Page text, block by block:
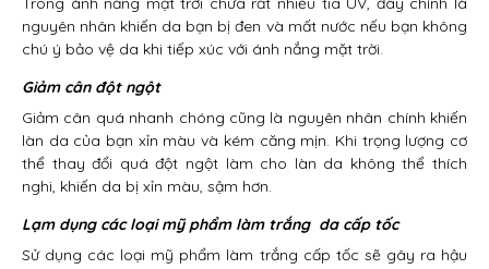
nguyên nhân khiến da bạn bị đen và mất nước nếu bạn không
chú ý bảo vệ da khi tiếp xúc với ánh nắng mặt trời.
Giảm cân đột ngột
Giảm cân quá nhanh chóng cũng là nguyên nhân chính khiến
làn da của bạn xỉn màu và kém căng mịn. Khi trọng lượng cơ
thể thay đổi quá đột ngột làm cho làn da không thể thích
nghi, khiến da bị xỉn màu, sậm hơn.
Lạm dụng các loại mỹ phẩm làm trắng da cấp tốc
Sử dụng các loại mỹ phẩm làm trắng cấp tốc sẽ gây ra hậu